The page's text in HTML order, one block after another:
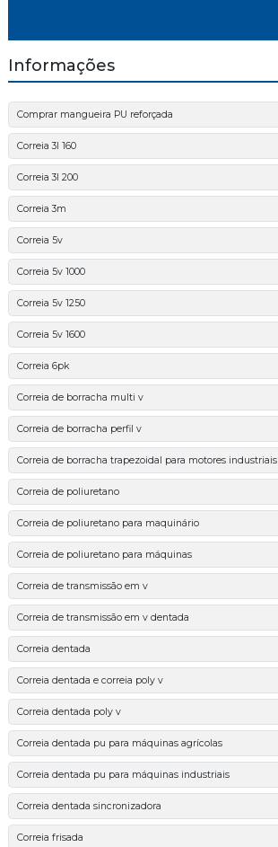
Informações
Comprar mangueira PU reforçada
Correia 3l 160
Correia 3l 200
Correia 3m
Correia 5v
Correia 5v 1000
Correia 5v 1250
Correia 5v 1600
Correia 6pk
Correia de borracha multi v
Correia de borracha perfil v
Correia de borracha trapezoidal para motores industriais
Correia de poliuretano
Correia de poliuretano para maquinário
Correia de poliuretano para máquinas
Correia de transmissão em v
Correia de transmissão em v dentada
Correia dentada
Correia dentada e correia poly v
Correia dentada poly v
Correia dentada pu para máquinas agrícolas
Correia dentada pu para máquinas industriais
Correia dentada sincronizadora
Correia frisada